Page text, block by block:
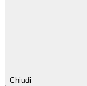
Chiudi